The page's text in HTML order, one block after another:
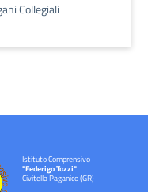
Collegiali
Istituto Comprensivo
"Federigo Tozzi"
Civitella Paganico (GR)